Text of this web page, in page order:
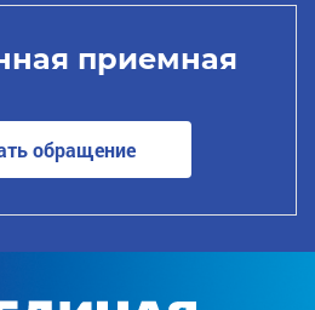
приемная
обращение